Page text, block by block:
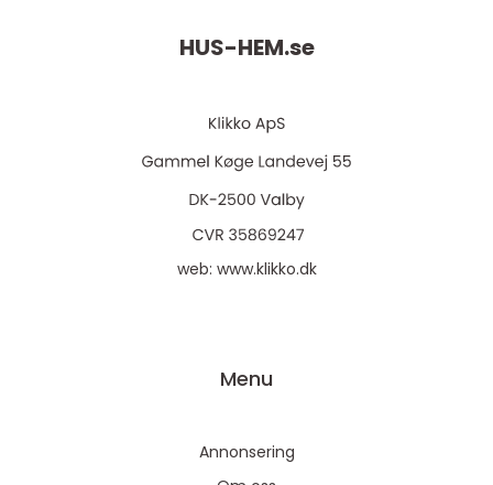
HUS-HEM.se
web: www.klikko.dk
Menu
Annonsering